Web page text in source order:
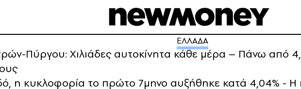
ΕΛΛΑΔΑ
Πύργου: Χιλιάδες αυτοκίνητα κάθε μέρα – Πάνω από
η κυκλοφορία το πρώτο 7μηνο αυξήθηκε κατά 4,04% - Η